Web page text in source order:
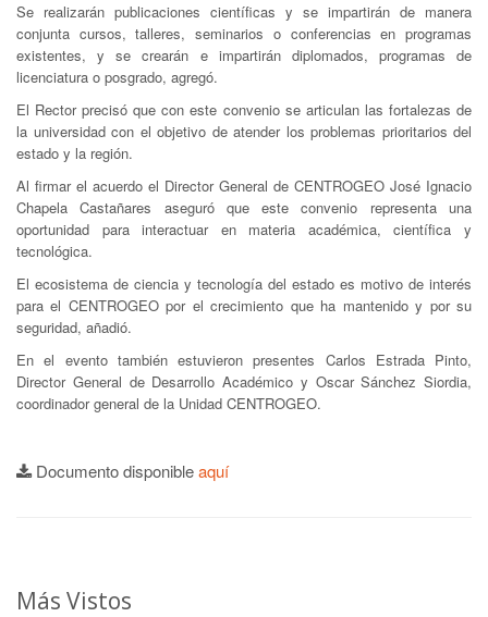
Se realizarán publicaciones científicas y se impartirán de manera
conjunta cursos, talleres, seminarios o conferencias en programas
existentes, y se crearán e impartirán diplomados, programas de
licenciatura o posgrado, agregó.
El Rector precisó que con este convenio se articulan las fortalezas de
la universidad con el objetivo de atender los problemas prioritarios del
estado y la región.
Al firmar el acuerdo el Director General de CENTROGEO José Ignacio
Chapela Castañares aseguró que este convenio representa una
oportunidad para interactuar en materia académica, científica y
tecnológica.
El ecosistema de ciencia y tecnología del estado es motivo de interés
para el CENTROGEO por el crecimiento que ha mantenido y por su
seguridad, añadió.
En el evento también estuvieron presentes Carlos Estrada Pinto,
Director General de Desarrollo Académico y Oscar Sánchez Siordia,
coordinador general de la Unidad CENTROGEO.
Documento disponibleaquí
Más Vistos